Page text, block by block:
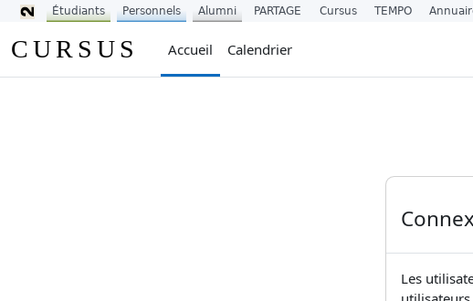
CURSUS Accueil Calendrier
Les
Étudiants Personnels Alumni PARTAGE Cursus TEMPO